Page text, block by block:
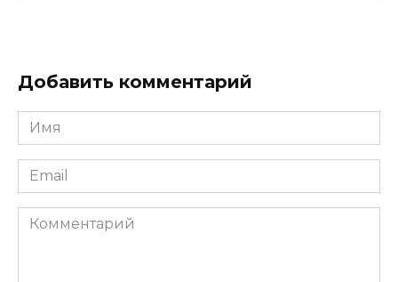
Добавить комментарий
Имя
*
Email
*
Комментарий